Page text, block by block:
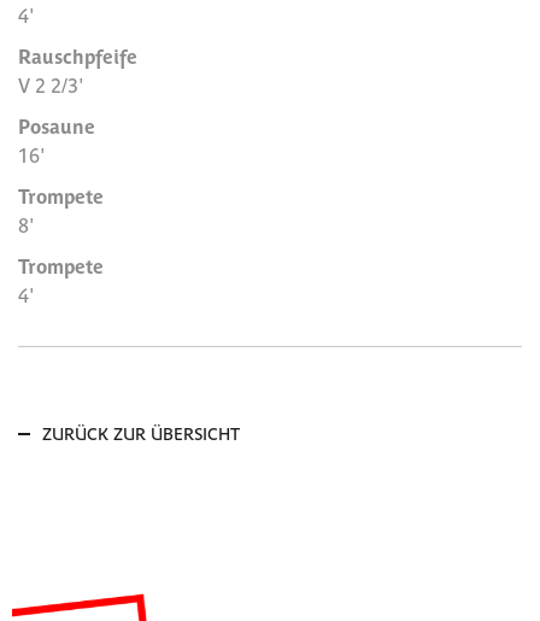
4'
Rauschpfeife
V 2 2/3'
Posaune
16'
Trompete
8'
Trompete
4'
ZURÜCK ZUR ÜBERSICHT